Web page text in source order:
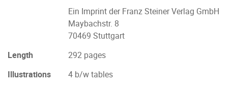
Ein Imprint der Franz Steiner Verlag GmbH
Maybachstr. 8
70469 Stuttgart
Length
292 pages
Illustrations
4 b/w tables